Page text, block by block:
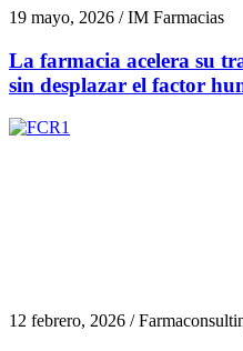
19 mayo, 2026 / IM Farmacias
La farmacia acelera su
sin desplazar el factor
12 febrero, 2026 /